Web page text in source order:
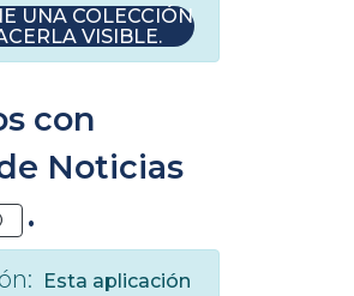
UNA COLECCIÓN
VISIBLE.
con
Noticias
.
Esta aplicación